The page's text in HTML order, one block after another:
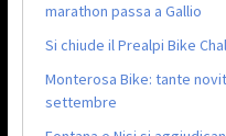
marathon passa a Gallio
Si chiude il Prealpi Bike
Monterosa Bike: tante
settembre